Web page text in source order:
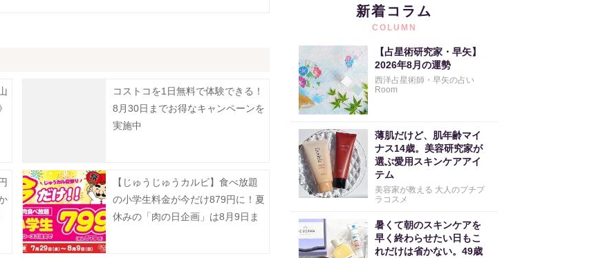
コストコを1日無料で体験できる！
8月30日までお得なキャンペーンを
実施中
【じゅうじゅうカルビ】食べ放題
の小学生料金が今だけ879円に！夏
休みの「肉の日企画」は8月9日ま
新着コラム
COLUMN
【占星術研究家・早矢】
2026年8月の運勢
西洋占星術師・早矢の占い
Room
薄肌だけど、肌年齢マイ
ナス14歳。美容研究家が
選ぶ愛用スキンケアアイ
テム
美容家が教える 大人のプチプ
ラコスメ
暑くて朝のスキンケアを
早く終わらせたい日もこ
れだけは省かない。49歳